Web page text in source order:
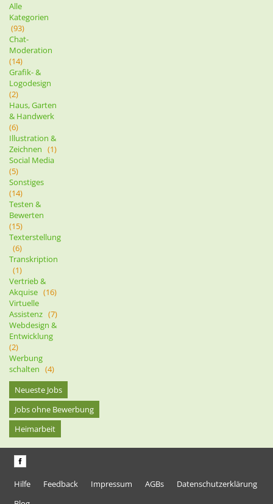
Alle
Kategorien
(93)
Chat-
Moderation
(14)
Grafik- &
Logodesign
(2)
Haus, Garten
& Handwerk
(6)
Illustration &
Zeichnen (1)
Social Media
(5)
Sonstiges
(14)
Testen &
Bewerten
(15)
Texterstellung
(6)
Transkription
(1)
Vertrieb &
Akquise (16)
Virtuelle
Assistenz (7)
Webdesign &
Entwicklung
(2)
Werbung
schalten (4)
Neueste Jobs
Jobs ohne Bewerbung
Heimarbeit
Hilfe Feedback Impressum AGBs
Datenschutzerklärung